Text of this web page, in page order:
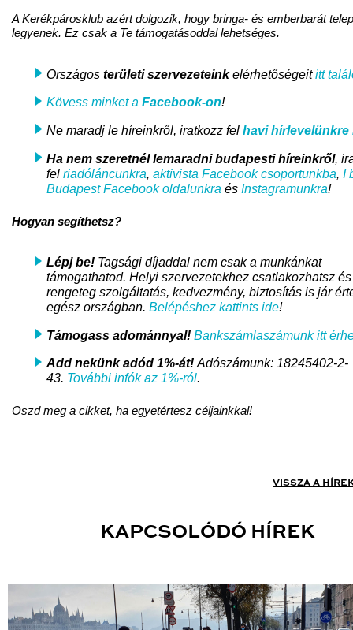
A Kerékpárosklub azért dolgozik, hogy bringa- és emberbarát
legyenek. Ez csak a Te támogatásoddal lehetséges.
Országos területi szervezeteinkelérhetőségeititt
Kövess minket a Facebook-on!
Ne maradj le híreinkről, iratkozz fel havi hírlevelünkre
Ha nem szeretnél lemaradni budapesti híreinkről,
fel riadóláncunkra, aktivista Facebook csoportunkba, I
Budapest Facebook oldalunkra és Instagramunkra!
Hogyan segíthetsz?
Lépj be! Tagsági díjaddal nem csak a munkánkat
támogathatod. Helyi szervezetekhez csatlakozhatsz és
rengeteg szolgáltatás, kedvezmény, biztosítás is jár
egész országban. Belépéshez kattints ide!
Támogass adománnyal! Bankszámlaszámunk itt
Add nekünk adód 1%-át! Adószámunk: 18245402-2-
43. További infók az 1%-ról.
Oszd meg a cikket, ha egyetértesz céljainkkal!
VISSZA A
KAPCSOLÓDÓ HÍREK